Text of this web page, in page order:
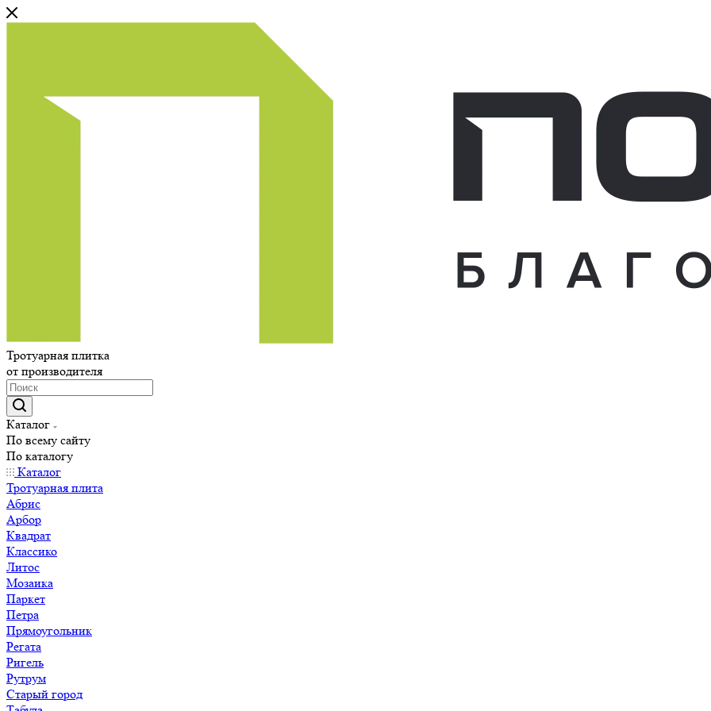
Тротуарная плитка
от производителя
Каталог
По всему сайту
По каталогу
Каталог
Тротуарная плита
Абрис
Арбор
Квадрат
Классико
Литос
Мозаика
Паркет
Петра
Прямоугольник
Регата
Ригель
Рутрум
Старый город